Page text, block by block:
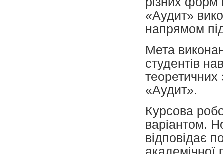
«Аудит»
напрямом
Мета
студентів
теоретичних
«Аудит».
Курсова
варіантом.
відповідає
академічної